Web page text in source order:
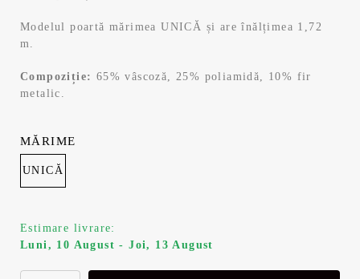
Modelul poartă mărimea UNICĂ și are înălțimea 1,72
m.
Compoziție: 65% vâscoză, 25% poliamidă, 10% fir
metalic.
UNICĂ
MĂRIME
Estimare livrare:
Luni, 10 August - Joi, 13 August